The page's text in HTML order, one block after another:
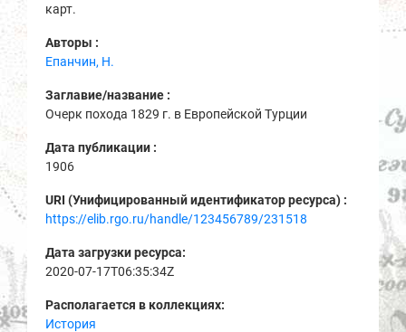
карт.
Авторы :
Епанчин, Н.
Заглавие/название :
Очерк похода 1829 г. в Европейской Турции
Дата публикации :
1906
URI (Унифицированный идентификатор ресурса) :
https://elib.rgo.ru/handle/123456789/231518
Дата загрузки ресурса:
2020-07-17T06:35:34Z
Располагается в коллекциях:
История